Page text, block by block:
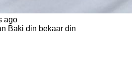
ago
Baki din bekaar din